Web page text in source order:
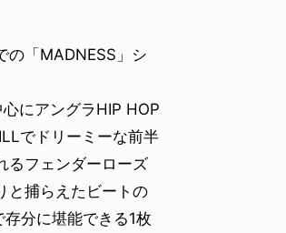
の「MADNESS」シ
にアングラHIP HOP
でドリーミーな前半
るフェンダーローズ
と捕らえたビートの
分に堪能できる1枚